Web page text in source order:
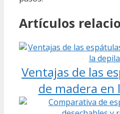
Artículos
Ventajas de las
de madera en